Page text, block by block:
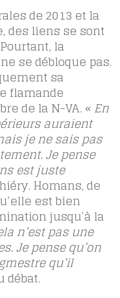
de 2013 et la
des liens se sont
la
se débloque pas.
sa
flamande
de la N-VA. « En
auraient
je ne sais pas
Je pense
est juste
Homans, de
est bien
jusqu’à la
n’est pas une
Je pense qu’on
qu’il
débat.